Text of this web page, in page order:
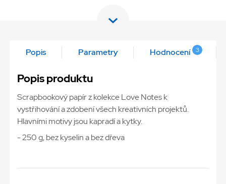
Popis Parametry Hodnocení 3
Popis produktu
Scrapbookový papír z kolekce Love Notes k
vystřihování a zdobení všech kreativních projektů.
Hlavními motivy jsou kapradí a kytky.
- 250 g, bez kyselin a bez dřeva